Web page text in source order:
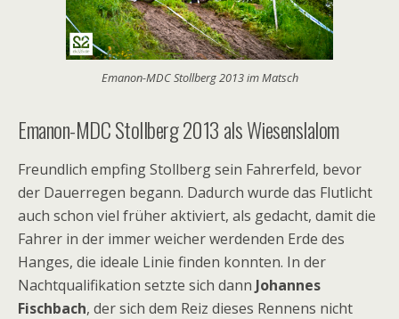
Emanon-MDC Stollberg 2013 im Matsch
Emanon-MDC Stollberg 2013 als Wiesenslalom
Freundlich empfing Stollberg sein Fahrerfeld, bevor
der Dauerregen begann. Dadurch wurde das Flutlicht
auch schon viel früher aktiviert, als gedacht, damit die
Fahrer in der immer weicher werdenden Erde des
Hanges, die ideale Linie finden konnten. In der
Nachtqualifikation setzte sich dann Johannes
Fischbach, der sich dem Reiz dieses Rennens nicht